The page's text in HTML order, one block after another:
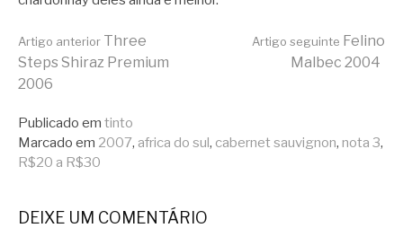
Continue
lendo
Artigo anterior Three
Steps Shiraz Premium
2006
Artigo seguinte Felino
Malbec 2004
Publicado em tinto
Marcado em 2007, africa do sul, cabernet sauvignon, nota 3,
R$20 a R$30
DEIXE UM COMENTÁRIO